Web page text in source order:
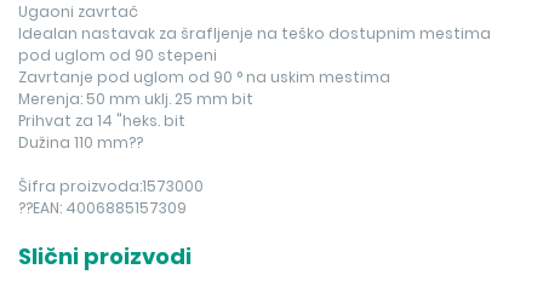
Ugaoni zavrtač
Idealan nastavak za šrafljenje na teško dostupnim mestima
pod uglom od 90 stepeni
Zavrtanje pod uglom od 90 ° na uskim mestima
Merenja: 50 mm uklj. 25 mm bit
Prihvat za 14 "heks. bit
Dužina 110 mm??
Šifra proizvoda:1573000
??EAN: 4006885157309
Slični proizvodi